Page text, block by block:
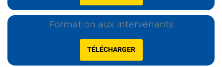
Formation aux intervenants
TÉLÉCHARGER